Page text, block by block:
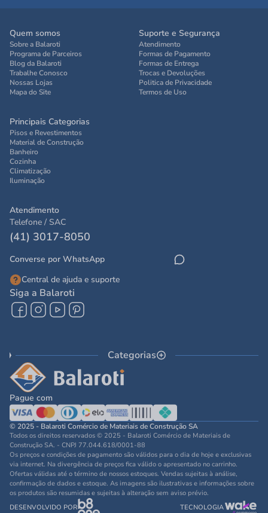
Quem somos
Sobre a Balaroti
Programa de Parceiros
Blog da Balaroti
Trabalhe Conosco
Nossas Lojas
Mapa do Site
Suporte e Segurança
Atendimento
Formas de Pagamento
Formas de Entrega
Trocas e Devoluções
Politica de Privacidade
Termos de Uso
Principais Categorias
Pisos e Revestimentos
Material de Construção
Banheiro
Cozinha
Climatização
Iluminação
Atendimento
Telefone / SAC
(41) 3017-8050
Converse por WhatsApp
Central de ajuda e suporte
Siga a Balaroti
Categorias
Pague com
© 2025 - Balaroti Comércio de Materiais de Construção SA
Todos os direitos reservados © 2025 - Balaroti Comércio de Materiais de
Construção SA. - CNPJ 77.044.618/0001-88
Os preços e condições de pagamento são válidos para o dia de hoje e exclusivas
via internet. Na divergência de preços fica válido o apresentado no carrinho.
Ofertas válidas até o término de nossos estoques. Vendas sujeitas à análise,
confirmação de dados e estoque. As imagens são ilustrativas e informações sobre
os produtos são resumidas e sujeitas à alteração sem aviso prévio.
DESENVOLVIDO POR
TECNOLOGIA